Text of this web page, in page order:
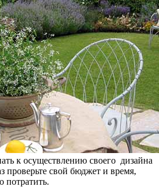
к осуществлению своего дизайна
проверьте свой бюджет и время,
потратить.